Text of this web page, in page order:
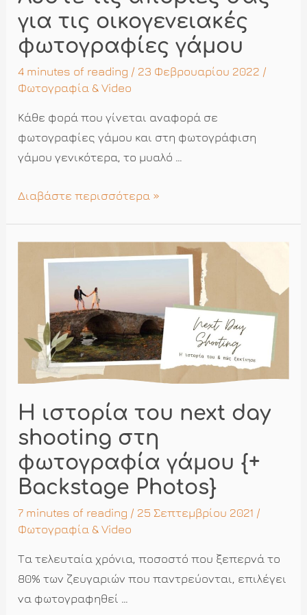
για τις οικογενειακές
φωτογραφίες γάμου
4 minutes of reading / 23 Φεβρουαρίου 2022 /
Φωτογραφία & Video
Κάθε φορά που γίνεται αναφορά σε
φωτογραφίες γάμου και στη φωτογράφιση
γάμου γενικότερα, το μυαλό …
Λύστε
οικογενειακές
φωτογραφίες
γάμου
Διαβάστε περισσότερα »
Η ιστορία του next day
shooting στη
φωτογραφία γάμου {+
Backstage Photos}
7 minutes of reading / 25 Σεπτεμβρίου 2021 /
Φωτογραφία & Video
Τα τελευταία χρόνια, ποσοστό που ξεπερνά το
80% των ζευγαριών που παντρεύονται, επιλέγει
να φωτογραφηθεί …